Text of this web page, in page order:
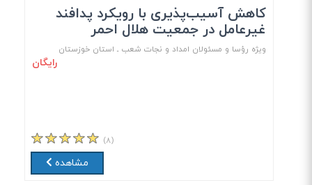
کاهش آسیب‌پذیری با رویکرد پدافند
غیرعامل در جمعیت هلال احمر
ویژه رؤسا و مسئولان امداد و نجات شعب ـ استان خوزستان
رایگان
(۸)
مشاهده